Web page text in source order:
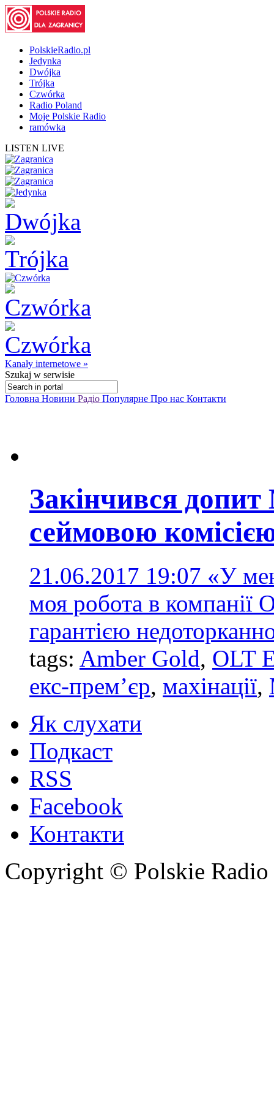
PolskieRadio.pl
Jedynka
Dwójka
Trójka
Czwórka
Radio Poland
Moje Polskie Radio
ramówka
LISTEN LIVE
Kanały internetowe »
Szukaj w serwisie
Головна Новини Радіо Популярне Про нас Контакти
Закінчився
сеймовою
21.06.2017 19:07 «У
моя робота в компанії
гарантією
tags: Amber Gold, OLT
екс-прем’єр, махінації,
Як слухати
Подкаст
RSS
Facebook
Контакти
Copyright © Polskie